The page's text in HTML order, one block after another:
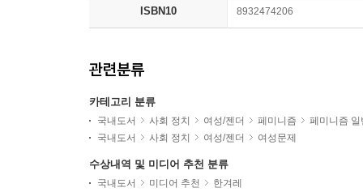
ISBN10 8932474206
관련분류
카테고리 분류
국내도서 사회 정치 여성/젠더 페미니즘
페미니즘 일
국내도서
사회 정치 여성/젠더 여성문제
수상내역 및 미디어 추천 분류
국내도서 미디어 추천 한겨레